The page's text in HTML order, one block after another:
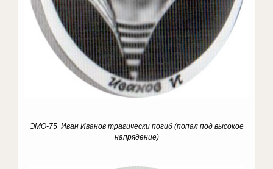
ЭМО-75 Иван Иванов трагически погиб (попал под высокое
напрядение)